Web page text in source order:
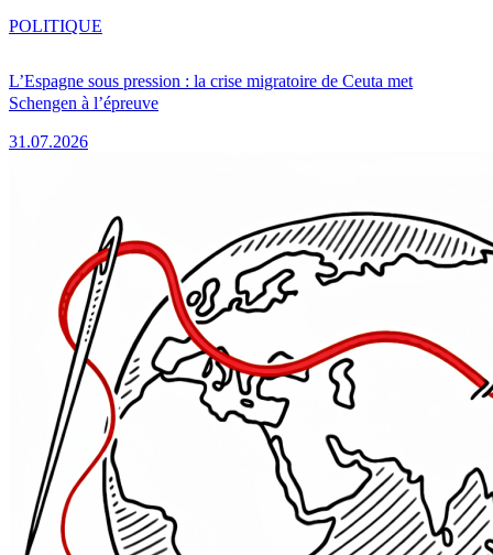
L’Espagne sous pression : la crise migratoire de Ceuta met
Schengen à l’épreuve
31.07.2026
POLITIQUE